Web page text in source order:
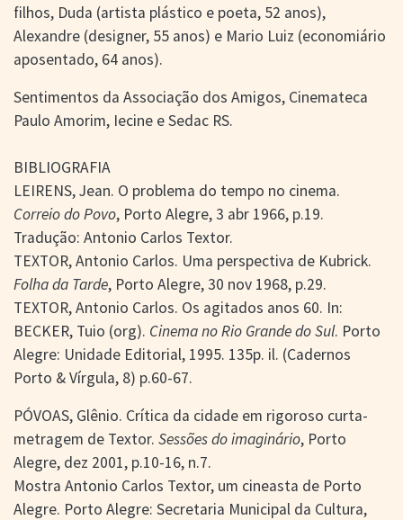
filhos, Duda (artista plástico e poeta, 52 anos),
Alexandre (designer, 55 anos) e Mario Luiz (economiário
aposentado, 64 anos).
Sentimentos da Associação dos Amigos, Cinemateca
Paulo Amorim, Iecine e Sedac RS.
BIBLIOGRAFIA
LEIRENS, Jean. O problema do tempo no cinema.
Correio do Povo, Porto Alegre, 3 abr 1966, p.19.
Tradução: Antonio Carlos Textor.
TEXTOR, Antonio Carlos. Uma perspectiva de Kubrick.
Folha da Tarde, Porto Alegre, 30 nov 1968, p.29.
TEXTOR, Antonio Carlos. Os agitados anos 60. In:
BECKER, Tuio (org). Cinema no Rio Grande do Sul. Porto
Alegre: Unidade Editorial, 1995. 135p. il. (Cadernos
Porto & Vírgula, 8) p.60-67.
PÓVOAS, Glênio. Crítica da cidade em rigoroso curta-
metragem de Textor. Sessões do imaginário, Porto
Alegre, dez 2001, p.10-16, n.7.
Mostra Antonio Carlos Textor, um cineasta de Porto
Alegre. Porto Alegre: Secretaria Municipal da Cultura,